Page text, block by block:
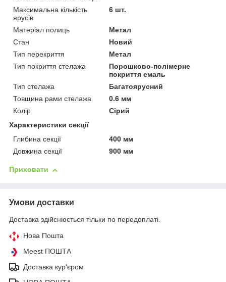
Максимальна кількість
ярусів
6 шт.
Матеріал полиць
Метал
Стан
Новий
Тип перекриття
Метал
Тип покриття стелажа
Порошково-полімерне
покриття емаль
Тип стелажа
Багатоярусний
Товщина рами стелажа
0.6 мм
Колір
Сірий
Характеристики секції
Глибина секції
400 мм
Довжина секції
900 мм
Приховати
Умови доставки
Доставка здійснюється тільки по передоплаті.
Нова Пошта
Meest ПОШТА
Доставка кур'єром